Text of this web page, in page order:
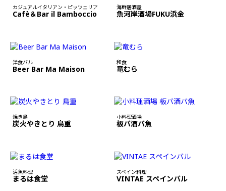
カジュアルイタリアン・ピッツェリア
Cafè＆Bar il Bamboccio
海鮮居酒屋
魚河岸酒場FUKU浜金
洋食バル
Beer Bar Ma Maison
和食
竜むら
焼き鳥
炭火やきとり 鳥重
小料理酒場
板バ酒バ魚
活魚料理
まるは食堂
スペイン料理
VINTAE スペインバル